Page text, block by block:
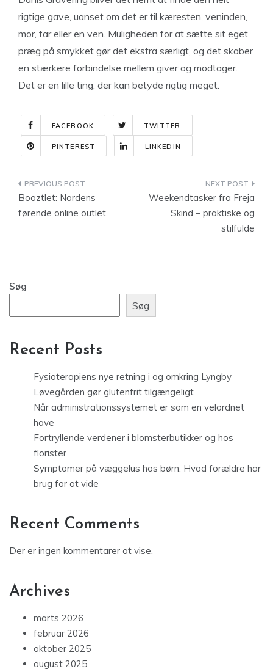
rigtige gave, uanset om det er til kæresten, veninden,
mor, far eller en ven. Muligheden for at sætte sit eget
præg på smykket gør det ekstra særligt, og det skaber
en stærkere forbindelse mellem giver og modtager.
Det er en lille ting, der kan betyde rigtig meget.
FACEBOOK TWITTER
PINTEREST LINKEDIN
Indlægsnavigation
Booztlet: Nordens
førende online outlet
Weekendtasker fra Freja
Skind – praktiske og
stilfulde
Søg
Søg
Recent Posts
Fysioterapiens nye retning i og omkring Lyngby
Løvegården gør glutenfrit tilgængeligt
Når administrationssystemet er som en velordnet
have
Fortryllende verdener i blomsterbutikker og hos
florister
Symptomer på væggelus hos børn: Hvad forældre har
brug for at vide
Recent Comments
Der er ingen kommentarer at vise.
Archives
marts 2026
februar 2026
oktober 2025
august 2025